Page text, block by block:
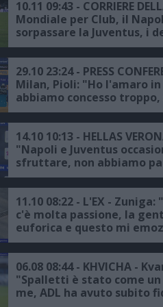
10.11 09:43 - CORRIERE
Mondiale per Club, il
sorpassare la Juventus, i
29.10 23:24 - PRESS
Milan, Pioli: "Ho l'amaro in
abbiamo concesso
inferiori solo all'Inter e
e alla Juve"
14.10 10:13 - HELLAS
"Napoli e Juventus
sfruttare, non abbiamo
11.10 08:22 - L'EX - Zuniga:
c'è molta passione, la
euforica e questo mi
voleva il Barcellona e
precontratto con la
fine rimasi in azzurro"
06.08 08:44 - KHVICHA -
"Spalletti è stato come
me, ADL ha avuto subito